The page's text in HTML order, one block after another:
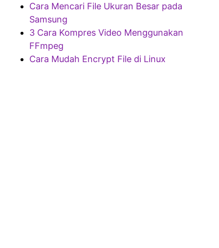
Cara Mencari File Ukuran Besar pada
Samsung
3 Cara Kompres Video Menggunakan
FFmpeg
Cara Mudah Encrypt File di Linux